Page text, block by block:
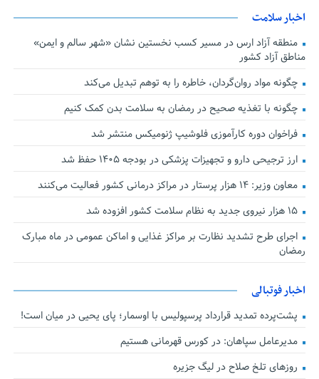
اخبار سلامت
منطقه آزاد ارس در مسیر کسب نخستین نشان «شهر سالم و ایمن»
مناطق آزاد کشور
چگونه مواد روان‌گردان، خاطره را به توهم تبدیل می‌کند
چگونه با تغذیه صحیح در رمضان به سلامت بدن کمک کنیم
فراخوان دوره کارآموزی فلوشیپ ژنومیکس منتشر شد
ارز ترجیحی دارو و تجهیزات پزشکی در بودجه ۱۴۰۵ حفظ شد
معاون وزیر: ۱۴ هزار پرستار در مراکز درمانی کشور فعالیت می‌کنند
۱۵ هزار نیروی جدید به نظام سلامت کشور افزوده شد
اجرای طرح تشدید نظارت بر مراکز غذایی و اماکن عمومی در ماه مبارک
رمضان
اخبار فوتبالی
پشت‌پرده تمدید قرارداد پرسپولیس با اوسمار؛ پای یحیی در میان است!
مدیرعامل سپاهان: در کورس قهرمانی هستیم
روزهای تلخ صلاح در لیگ جزیره